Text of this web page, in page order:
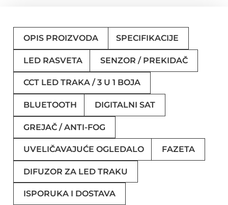
OPIS PROIZVODA SPECIFIKACIJE
LED RASVETA SENZOR / PREKIDAČ
CCT LED TRAKA / 3 U 1 BOJA
BLUETOOTH DIGITALNI SAT
GREJAČ / ANTI-FOG
UVELIČAVAJUĆE OGLEDALO FAZETA
DIFUZOR ZA LED TRAKU
ISPORUKA I DOSTAVA